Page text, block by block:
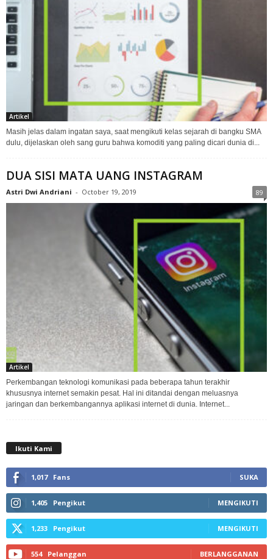
Artikel
Masih jelas dalam ingatan saya, saat mengikuti kelas sejarah di bangku SMA
dulu, dijelaskan oleh sang guru bahwa komoditi yang paling dicari dunia di...
DUA SISI MATA UANG INSTAGRAM
Astri Dwi Andriani - October 19, 2019 89
Artikel
Perkembangan teknologi komunikasi pada beberapa tahun terakhir
khususnya internet semakin pesat. Hal ini ditandai dengan meluasnya
jaringan dan berkembangannya aplikasi internet di dunia. Internet...
Ikuti Kami
1,017 Fans SUKA
1,405 Pengikut MENGIKUTI
1,233 Pengikut MENGIKUTI
554 Pelanggan BERLANGGANAN